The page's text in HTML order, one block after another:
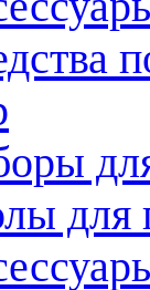
для